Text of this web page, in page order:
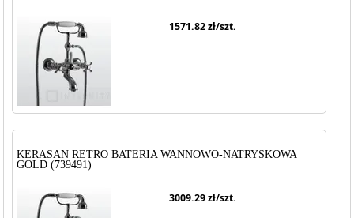
1571.82zł/szt.
KERASAN RETRO BATERIA WANNOWO-NATRYSKOWA
GOLD (739491)
3009.29zł/szt.